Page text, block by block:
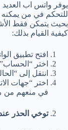
يوفر واتس اب
للتحكم في من يمكنه
بحيث يتمكن فقط
كيفية القيام بذلك:
افتح تطبيق
اختر
انتقل إلى
اختر “جهات
في منعهم من
توخي الحذر